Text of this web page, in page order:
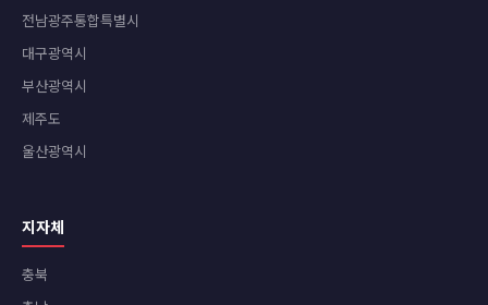
전남광주통합특별시
대구광역시
부산광역시
제주도
울산광역시
지자체
충북